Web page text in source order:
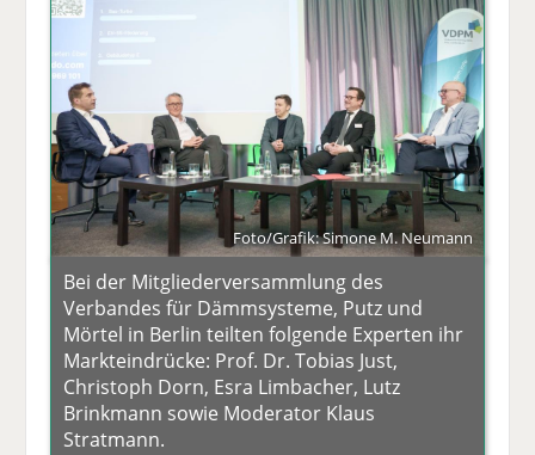
Foto/Grafik: Simone M. Neumann
Bei der Mitgliederversammlung des
Verbandes für Dämmsysteme, Putz und
Mörtel in Berlin teilten folgende Experten ihr
Markteindrücke: Prof. Dr. Tobias Just,
Christoph Dorn, Esra Limbacher, Lutz
Brinkmann sowie Moderator Klaus
Stratmann.